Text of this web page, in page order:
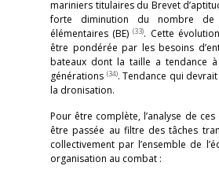
mariniers titulaires du Brevet
forte diminution du nombre de
élémentaires (BE)(33). Cette
être pondérée par les besoins
bateaux dont la taille a tendance
générations (34). Tendance qui
la dronisation.
Pour être complète, l’analyse de
être passée au filtre des tâches
collectivement par l’ensemble de
organisation au combat :